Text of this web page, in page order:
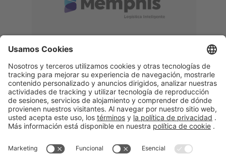
Memphis
Eduardo Ribeiro
CEO
“Con GeneXus desarrollamos una
acompañar todas las etapas de la